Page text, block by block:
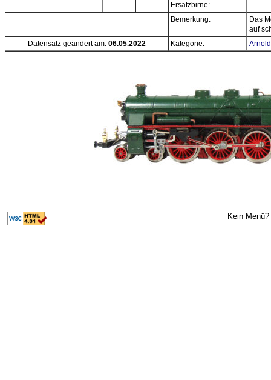
Ersatzbirne:
Bemerkung:
Das
auf
Datensatz geändert am: 06.05.2022 Kategorie:
Kein